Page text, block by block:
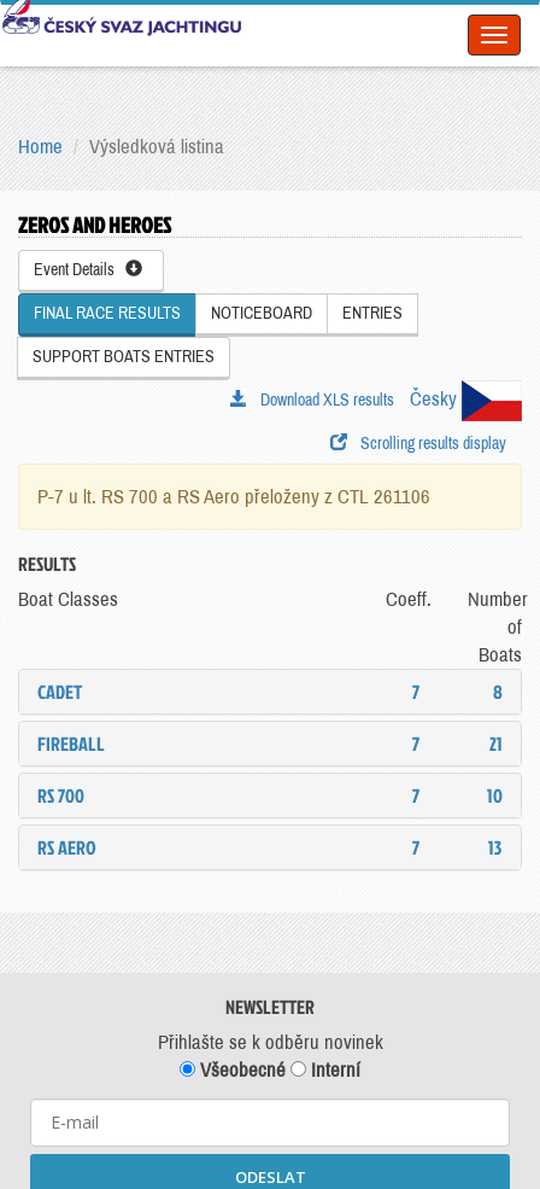
Home Výsledková listina
ZEROS AND HEROES
Event Details
FINAL RACE RESULTS NOTICEBOARD ENTRIES
SUPPORT BOATS ENTRIES
Česky
Download XLS results
Scrolling results display
P-7 u lt. RS 700 a RS Aero přeloženy z CTL 261106
RESULTS
Boat Classes Coeff.
Number
of
Boats
CADET 7
8
FIREBALL
7
21
RS 700
7
10
RS AERO
7 13
NEWSLETTER
Přihlašte se k odběru novinek
Všeobecné
Interní
ODESLAT